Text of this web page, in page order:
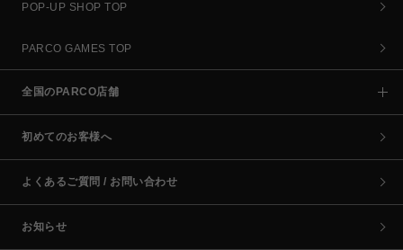
POP-UP SHOP TOP
PARCO GAMES TOP
全国のPARCO店舗
初めてのお客様へ
よくあるご質問 / お問い合わせ
お知らせ